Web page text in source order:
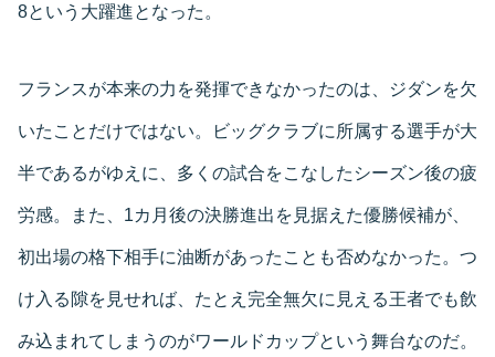
8という大躍進となった。
フランスが本来の力を発揮できなかったのは、ジダンを欠
いたことだけではない。ビッグクラブに所属する選手が大
半であるがゆえに、多くの試合をこなしたシーズン後の疲
労感。また、1カ月後の決勝進出を見据えた優勝候補が、
初出場の格下相手に油断があったことも否めなかった。つ
け入る隙を見せれば、たとえ完全無欠に見える王者でも飲
み込まれてしまうのがワールドカップという舞台なのだ。